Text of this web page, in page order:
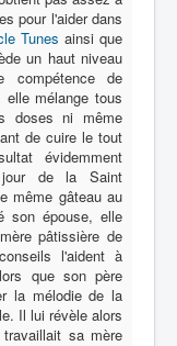
pour l'aider dans
Tunes ainsi que
un haut niveau
compétence de
mélange tous
doses ni même
de cuire le tout
évidemment
jour de la Saint
même gâteau au
son épouse, elle
pâtissière de
l'aident à
que son père
la mélodie de la
Il lui révèle alors
sa mère